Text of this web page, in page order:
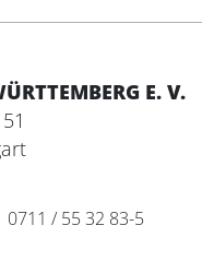
E. V.
0711 / 55 32 83-5